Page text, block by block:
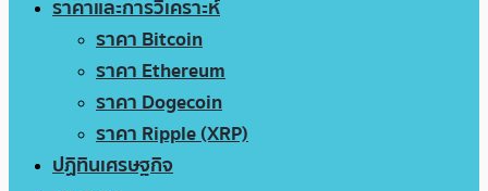
ราคาและการวิเคราะห์
ราคา Bitcoin
ราคา Ethereum
ราคา Dogecoin
ราคา Ripple (XRP)
ปฏิทินเศรษฐกิจ